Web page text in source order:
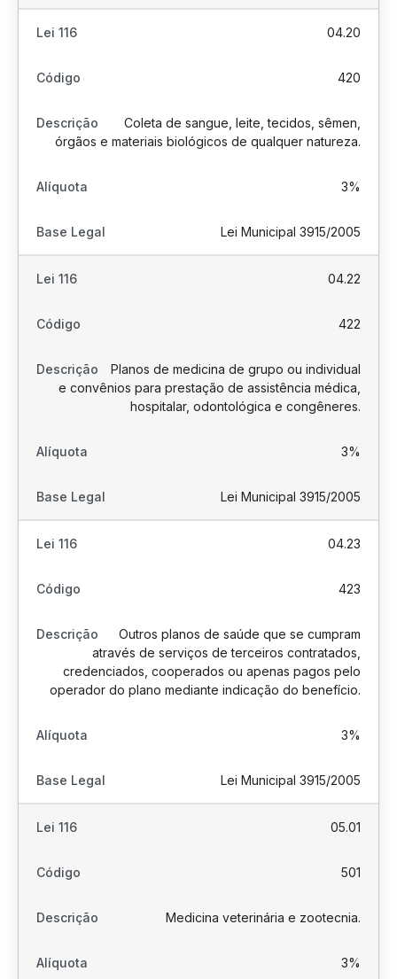
04.20
420
Coleta de sangue, leite, tecidos, sêmen,
órgãos e materiais biológicos de qualquer natureza.
3%
Lei Municipal 3915/2005
04.22
422
Planos de medicina de grupo ou individual
e convênios para prestação de assistência médica,
hospitalar, odontológica e congêneres.
3%
Lei Municipal 3915/2005
04.23
423
Outros planos de saúde que se cumpram
através de serviços de terceiros contratados,
credenciados, cooperados ou apenas pagos pelo
operador do plano mediante indicação do benefício.
3%
Lei Municipal 3915/2005
05.01
501
Medicina veterinária e zootecnia.
3%